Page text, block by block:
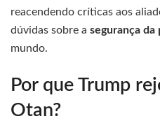
reacendendo críticas aos
dúvidas sobre a segurança da
mundo.
Por que Trump
Otan?